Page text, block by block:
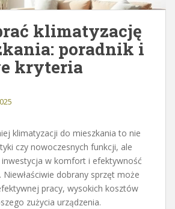
klimatyzację
poradnik i
kryteria
klimatyzacji do mieszkania to nie
czy nowoczesnych funkcji, ale
w komfort i efektywność
Niewłaściwie dobrany sprzęt może
pracy, wysokich kosztów
zużycia urządzenia.